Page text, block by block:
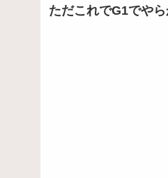
ただこれでG1でや